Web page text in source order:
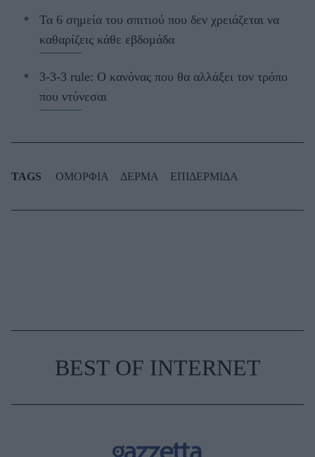
Τα 6 σημεία του σπιτιού που δεν χρειάζεται να
καθαρίζεις κάθε εβδομάδα
3-3-3 rule: Ο κανόνας που θα αλλάξει τον τρόπο
που ντύνεσαι
TAGS ΟΜΟΡΦΙΑ ΔΕΡΜΑ ΕΠΙΔΕΡΜΙΔΑ
BEST OF INTERNET